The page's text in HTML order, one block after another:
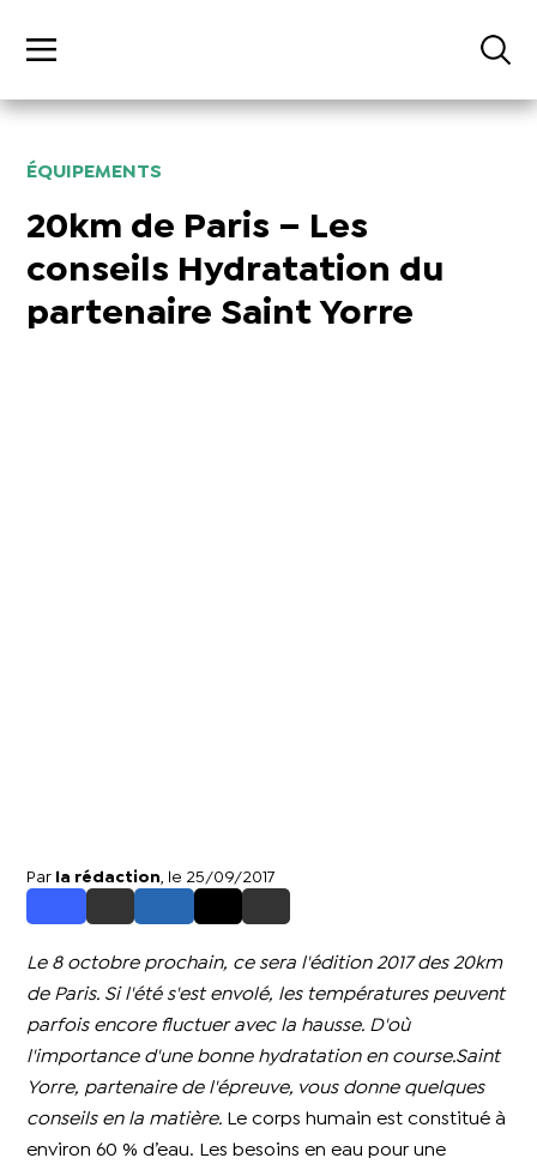
ÉQUIPEMENTS
20km de Paris – Les
conseils Hydratation du
partenaire Saint Yorre
Par la rédaction , le 25/09/2017
Le 8 octobre prochain, ce sera l'édition 2017 des 20km
de Paris. Si l'été s'est envolé, les températures peuvent
parfois encore fluctuer avec la hausse. D'où
l'importance d'une bonne hydratation en course.Saint
Yorre, partenaire de l'épreuve, vous donne quelques
conseils en la matière. Le corps humain est constitué à
environ 60 % d’eau. Les besoins en eau pour une